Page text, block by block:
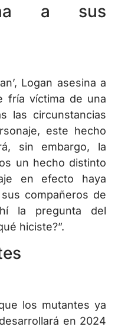
a sus
Logan asesina a
fría víctima de una
las circunstancias
este hecho
sin embargo, la
un hecho distinto
en efecto haya
compañeros de
la pregunta del
hiciste?”.
los mutantes ya
en 2024